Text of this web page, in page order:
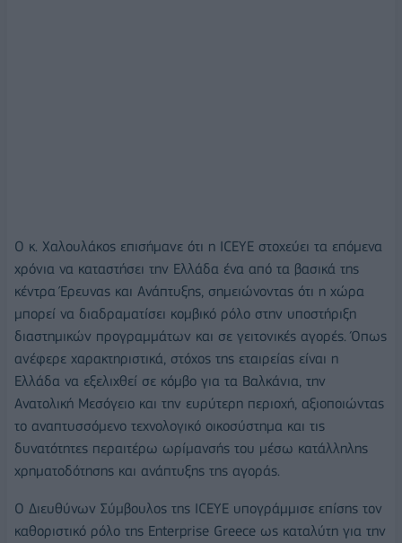
Ο κ. Χαλουλάκος επισήμανε ότι η ICEYE στοχεύει τα επόμενα
χρόνια να καταστήσει την Ελλάδα ένα από τα βασικά της
κέντρα Έρευνας και Ανάπτυξης, σημειώνοντας ότι η χώρα
μπορεί να διαδραματίσει κομβικό ρόλο στην υποστήριξη
διαστημικών προγραμμάτων και σε γειτονικές αγορές. Όπως
ανέφερε χαρακτηριστικά, στόχος της εταιρείας είναι η
Ελλάδα να εξελιχθεί σε κόμβο για τα Βαλκάνια, την
Ανατολική Μεσόγειο και την ευρύτερη περιοχή, αξιοποιώντας
το αναπτυσσόμενο τεχνολογικό οικοσύστημα και τις
δυνατότητες περαιτέρω ωρίμανσής του μέσω κατάλληλης
χρηματοδότησης και ανάπτυξης της αγοράς.
Ο Διευθύνων Σύμβουλος της ICEYE υπογράμμισε επίσης τον
καθοριστικό ρόλο της Enterprise Greece ως καταλύτη για την